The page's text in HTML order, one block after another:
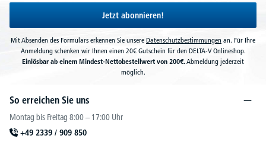
Jetzt abonnieren!
Mit Absenden des Formulars erkennen Sie unsere Datenschutzbestimmungen an. Für Ihre
Anmeldung schenken wir Ihnen einen 20€ Gutschein für den DELTA-V Onlineshop.
Einlösbar ab einem Mindest-Nettobestellwert von 200€.Abmeldung jederzeit
möglich.
So erreichen Sie uns
Montag bis Freitag 8:00 – 17:00 Uhr
+49 2339 / 909 850